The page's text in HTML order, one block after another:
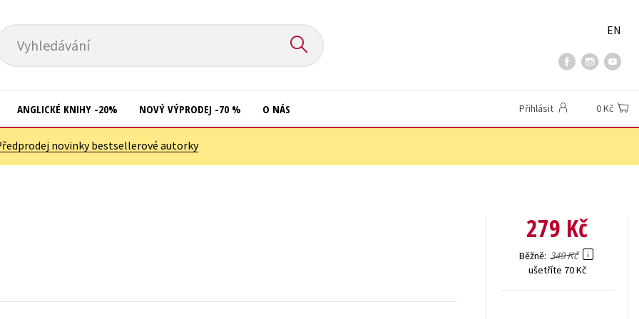
Vyhledávání
EN
ANGLICKÉ KNIHY -20% NOVÝ VÝPRODEJ -70 % O NÁS Přihlásit 0 Kč
novinky bestsellerové autorky
279 Kč
Běžně 349 Kč
ušetříte 70 Kč